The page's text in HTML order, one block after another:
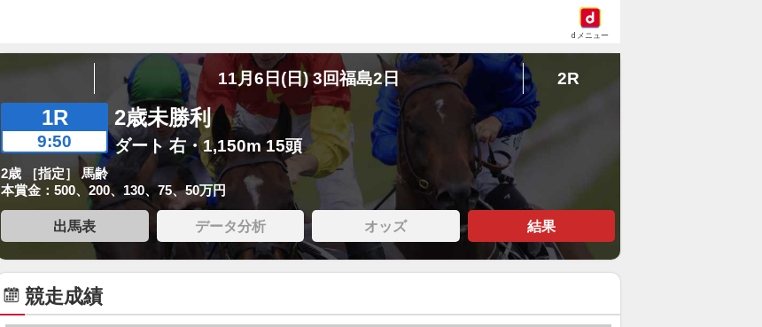
dメニュー
11月6日(日) 3回福島2日 2R
1R
9:50
2歳未勝利
ダート 右・1,150m 15頭
2歳 ［指定］ 馬齢
本賞金：500、200、130、75、50万円
出馬表 データ分析 オッズ 結果
競走成績